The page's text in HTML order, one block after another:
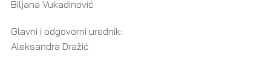
Biljana Vukadinović
Glavni i odgovorni urednik:
Aleksandra Dražić